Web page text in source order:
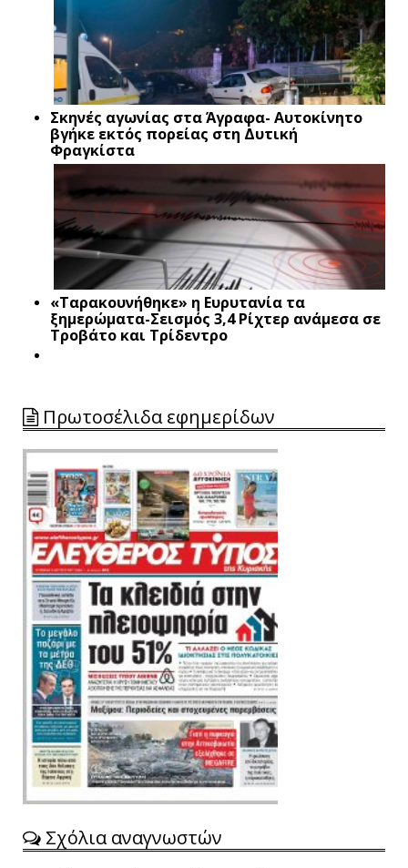
Σκηνές αγωνίας στα Άγραφα- Αυτοκίνητο
βγήκε εκτός πορείας στη Δυτική
Φραγκίστα
«Ταρακουνήθηκε» η Ευρυτανία τα
ξημερώματα-Σεισμός 3,4 Ρίχτερ ανάμεσα σε
Τροβάτο και Τρίδεντρο
Πρωτοσέλιδα εφημερίδων
Σχόλια αναγνωστών